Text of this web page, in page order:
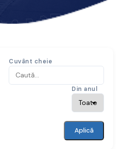
Cuvânt cheie
Din anul
Aplică